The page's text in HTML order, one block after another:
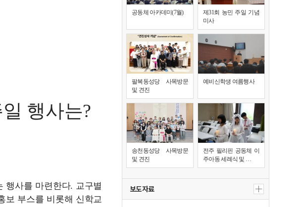
행사는?
행사를 마련한다. 교구별
보 부스를 비롯해 신학교
공동체 아카데미(7월)
제31회 농민 주일 기념
미사
팔복동성당 사목방문
및 견진
예비신학생 여름행사
송천동성당 사목방문
및 견진
전주 필리핀 공동체 이
주아동 세례식 및 …
보도자료